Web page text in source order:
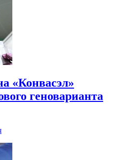
«Конвасэл»
геноварианта